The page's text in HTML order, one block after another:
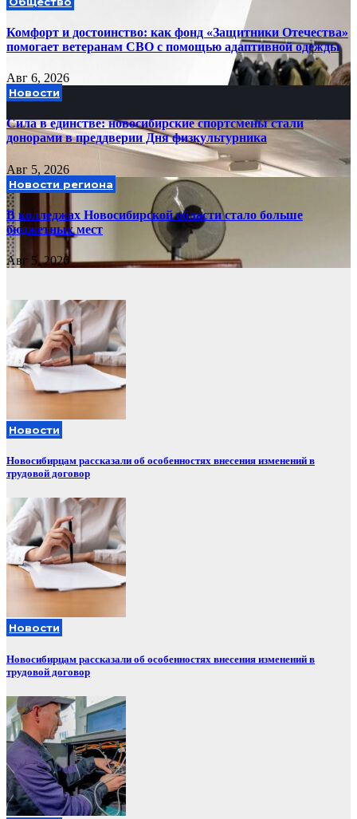
Комфорт и достоинство: как фонд «Защитники Отечества»
помогает ветеранам СВО с помощью адаптивной одежды
Авг 6, 2026
Новости
Сила в единстве: новосибирские спортсмены стали
донорами в преддверии Дня физкультурника
Авг 5, 2026
Новости региона
В колледжах Новосибирской области стало больше
бюджетных мест
Авг 5, 2026
Новости
Новосибирцам рассказали об особенностях внесения изменений в
трудовой договор
Новости
Новосибирцам рассказали об особенностях внесения изменений в
трудовой договор